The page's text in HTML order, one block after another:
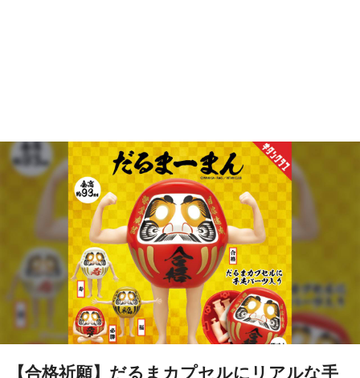
【合格祈願】だるまカプセルにリアルな手